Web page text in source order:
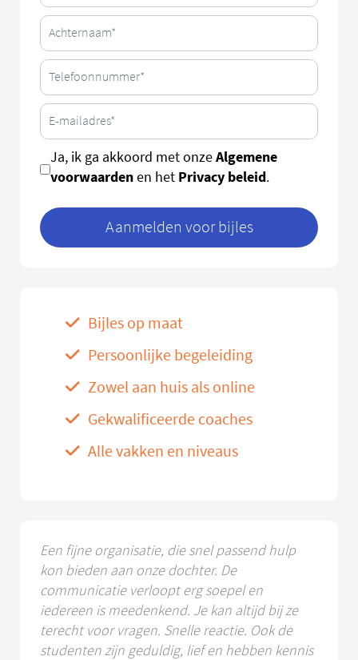
Ja, ik ga akkoord met onzeAlgemene
voorwaardenen het Privacy beleid.
Aanmelden voor bijles
Bijles op maat
Persoonlijke begeleiding
Zowel aan huis als online
Gekwalificeerde coaches
Alle vakken en niveaus
Een fijne organisatie, die snel passend hulp
kon bieden aan onze dochter. De
communicatie verloopt erg soepel en
iedereen is meedenkend. Je kan altijd bij ze
terecht voor vragen. Snelle reactie. Ook de
studenten zijn geduldig, lief en hebben kennis